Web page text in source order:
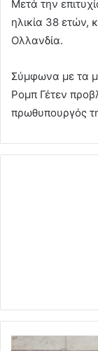
Μετά την
ηλικία 38 ετών,
Ολλανδία.
Σύμφωνα με τα
Ρομπ Γέτεν
πρωθυπουργός